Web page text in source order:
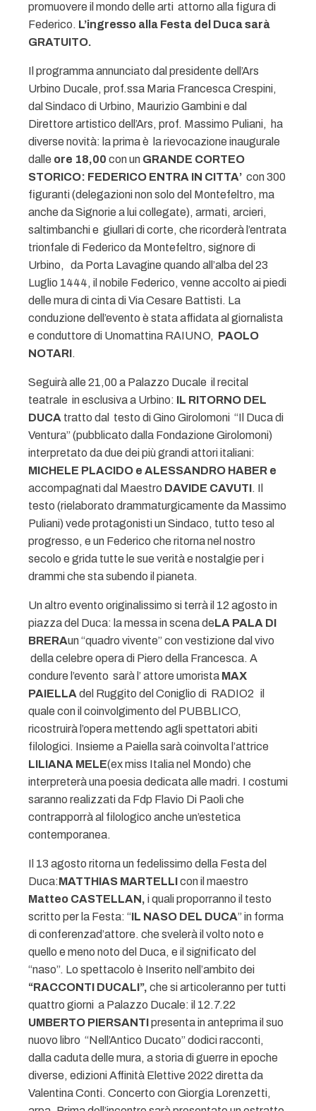
promuovere il mondo delle arti attorno alla figura di
Federico. L’ingresso alla Festa del Duca sarà
GRATUITO.
Il programma annunciato dal presidente dell’Ars
Urbino Ducale, prof.ssa Maria Francesca Crespini,
dal Sindaco di Urbino, Maurizio Gambini e dal
Direttore artistico dell’Ars, prof. Massimo Puliani, ha
diverse novità: la prima è la rievocazione inaugurale
dalle ore 18,00 con un GRANDE CORTEO
STORICO: FEDERICO ENTRA IN CITTA’ con 300
figuranti (delegazioni non solo del Montefeltro, ma
anche da Signorie a lui collegate), armati, arcieri,
saltimbanchi e giullari di corte, che ricorderà l’entrata
trionfale di Federico da Montefeltro, signore di
Urbino, da Porta Lavagine quando all’alba del 23
Luglio 1444, il nobile Federico, venne accolto ai piedi
delle mura di cinta di Via Cesare Battisti. La
conduzione dell’evento è stata affidata al giornalista
e conduttore di Unomattina RAIUNO, PAOLO
NOTARI.
Seguirà alle 21,00 a Palazzo Ducale il recital
teatrale in esclusiva a Urbino: IL RITORNO DEL
DUCA tratto dal testo di Gino Girolomoni “Il Duca di
Ventura” (pubblicato dalla Fondazione Girolomoni)
interpretato da due dei più grandi attori italiani:
MICHELE PLACIDO e ALESSANDRO HABER e
accompagnati dal Maestro DAVIDE CAVUTI. Il
testo (rielaborato drammaturgicamente da Massimo
Puliani) vede protagonisti un Sindaco, tutto teso al
progresso, e un Federico che ritorna nel nostro
secolo e grida tutte le sue verità e nostalgie per i
drammi che sta subendo il pianeta.
Un altro evento originalissimo si terrà il 12 agosto in
piazza del Duca: la messa in scena deLA PALA DI
BRERAun “quadro vivente” con vestizione dal vivo
della celebre opera di Piero della Francesca. A
condure l’evento sarà l’ attore umorista MAX
PAIELLA del Ruggito del Coniglio di RADIO2 il
quale con il coinvolgimento del PUBBLICO,
ricostruirà l’opera mettendo agli spettatori abiti
filologici. Insieme a Paiella sarà coinvolta l’attrice
LILIANA MELE(ex miss Italia nel Mondo) che
interpreterà una poesia dedicata alle madri. I costumi
saranno realizzati da Fdp Flavio Di Paoli che
contrapporrà al filologico anche un’estetica
contemporanea.
Il 13 agosto ritorna un fedelissimo della Festa del
Duca:MATTHIAS MARTELLIcon il maestro
Matteo CASTELLAN, i quali proporranno il testo
scritto per la Festa: “IL NASO DEL DUCA” in forma
di conferenzad’attore. che svelerà il volto noto e
quello e meno noto del Duca, e il significato del
“naso”. Lo spettacolo è Inserito nell’ambito dei
“RACCONTI DUCALI”, che si articoleranno per tutti
quattro giorni a Palazzo Ducale: il 12.7.22
UMBERTO PIERSANTIpresenta in anteprima il suo
nuovo libro “Nell’Antico Ducato” dodici racconti,
dalla caduta delle mura, a storia di guerre in epoche
diverse, edizioni Affinità Elettive 2022 diretta da
Valentina Conti. Concerto con Giorgia Lorenzetti,